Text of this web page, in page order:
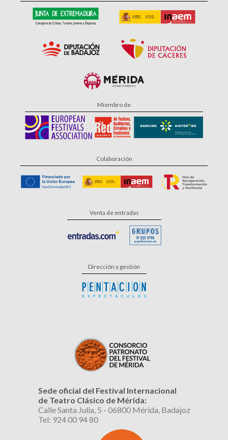
Miembro de
Colaboración
Venta de entradas
Dirección y gestión
Sede oficial del Festival Internacional
de Teatro Clásico de Mérida:
Calle Santa Julia, 5 - 06800 Mérida, Badajoz
Tel: 924 00 94 80